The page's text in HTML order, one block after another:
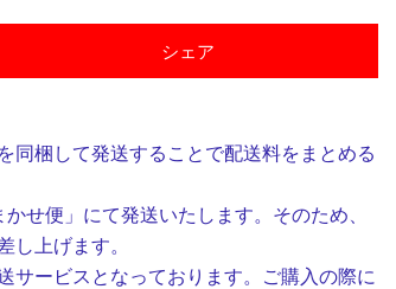
シェア
同梱して発送することで配送料をまとめる
せ便」にて発送いたします。そのため、
し上げます。
サービスとなっております。ご購入の際に